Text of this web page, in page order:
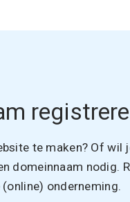
te maken? Of
domeinnaam nodig.
onderneming.